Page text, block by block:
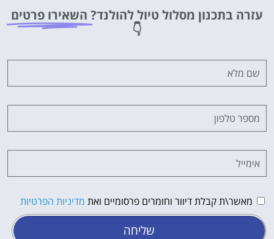
מציאת מלון
לחצו
עזרה בתכנון מסלול טיול להולנד? השאירו פרטים
👇
מאשר\ת קבלת דיוור וחומרים פרסומיים ואת מדיניות הפרטיות
שליחה